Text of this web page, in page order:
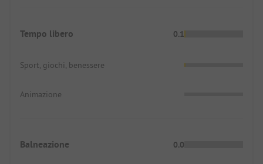
Tempo libero 0.1
Sport, giochi, benessere
Animazione
Balneazione 0.0